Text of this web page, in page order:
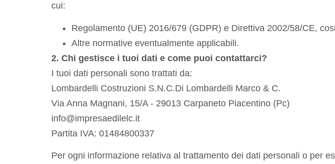
cui:
Regolamento (UE) 2016/679 (GDPR) e Direttiva 2002/58/CE,
Altre normative eventualmente applicabili.
2. Chi gestisce i tuoi dati e come puoi contattarci?
I tuoi dati personali sono trattati da:
Lombardelli Costruzioni S.N.C.Di Lombardelli Marco & C.
Via Anna Magnani, 15/A - 29013 Carpaneto Piacentino (Pc)
info@impresaedilelc.it
Partita IVA: 01484800337
Per ogni informazione relativa al trattamento dei dati personali o per